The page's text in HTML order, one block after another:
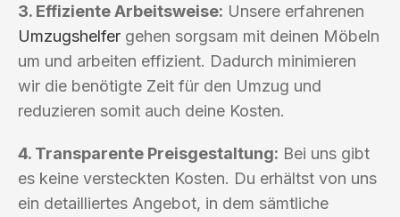
3. Effiziente Arbeitsweise: Unsere erfahrenen
Umzugshelfer gehen sorgsam mit deinen Möbeln
um und arbeiten effizient. Dadurch minimieren
wir die benötigte Zeit für den Umzug und
reduzieren somit auch deine Kosten.
4. Transparente Preisgestaltung: Bei uns gibt
es keine versteckten Kosten. Du erhältst von uns
ein detailliertes Angebot, in dem sämtliche